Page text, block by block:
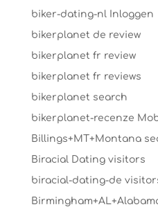
biker-dating-nl Inloggen
bikerplanet de review
bikerplanet fr review
bikerplanet fr reviews
bikerplanet search
bikerplanet-recenze
Billings+MT+Montana
Biracial Dating visitors
biracial-dating-de